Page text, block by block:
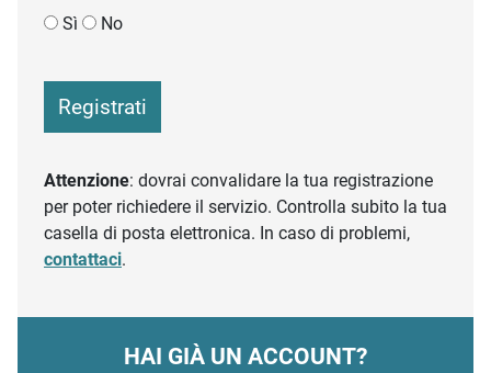
Sì
No
Registrati
Attenzione: dovrai convalidare la tua registrazione
per poter richiedere il servizio. Controlla subito la tua
casella di posta elettronica. In caso di problemi,
contattaci.
HAI GIÀ UN ACCOUNT?